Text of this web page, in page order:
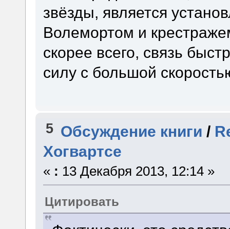
звёзды, является
Волемортом и
скорее всего, связь
силу с большой
5 Обсуждение книги /
Хогвартсе
« : 13 Декабря 2013, 12:14 »
Цитировать